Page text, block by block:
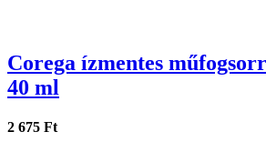
Corega ízmentes
40 ml
2 675 Ft